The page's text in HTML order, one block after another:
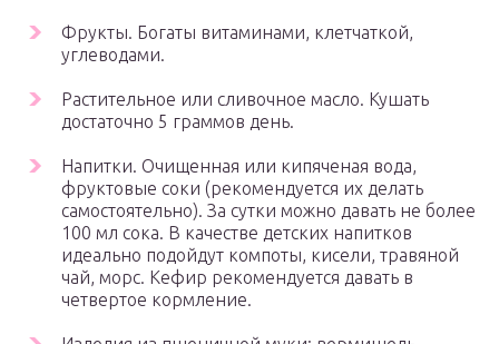
Фрукты. Богаты витаминами, клетчаткой,
углеводами.
Растительное или сливочное масло. Кушать
достаточно 5 граммов день.
Напитки. Очищенная или кипяченая вода,
фруктовые соки (рекомендуется их делать
самостоятельно). За сутки можно давать не более
100 мл сока. В качестве детских напитков
идеально подойдут компоты, кисели, травяной
чай, морс. Кефир рекомендуется давать в
четвертое кормление.